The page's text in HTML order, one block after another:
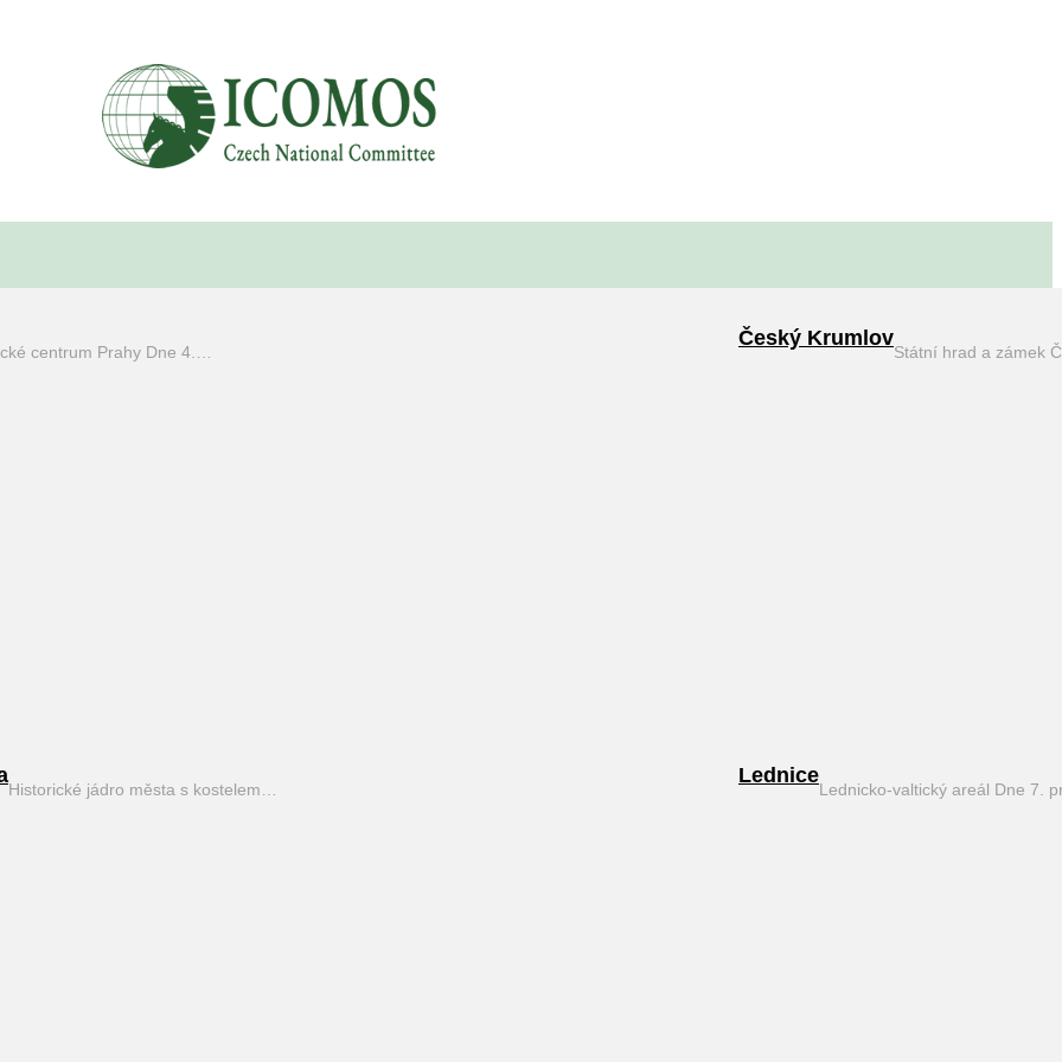
centrum Prahy Dne 4.…
Český Krumlov
Státní hrad a zámek
Historické jádro města s kostelem…
Lednice
Lednicko-valtický areál Dne 7.